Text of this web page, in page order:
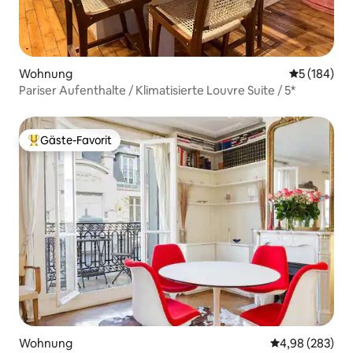
Wohnung
5 (184)
Pariser Aufenthalte / Klimatisierte Louvre Suite / 5*
Beliebter Gäste-Favorit.
Gäste-Favorit
Wohnung
4,98 (283)